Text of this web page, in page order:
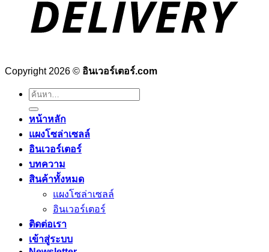
Copyright 2026 © อินเวอร์เตอร์.com
ค้นหา:
หน้าหลัก
แผงโซล่าเซลล์
อินเวอร์เตอร์
บทความ
สินค้าทั้งหมด
แผงโซล่าเซลล์
อินเวอร์เตอร์
ติดต่อเรา
เข้าสู่ระบบ